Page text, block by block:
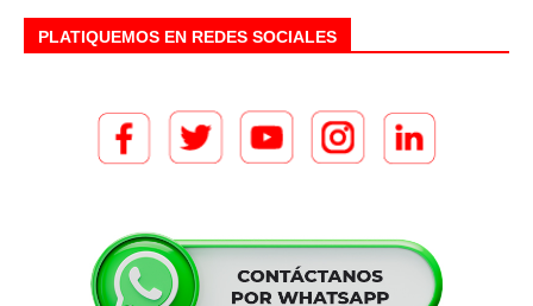
PLATIQUEMOS EN REDES SOCIALES